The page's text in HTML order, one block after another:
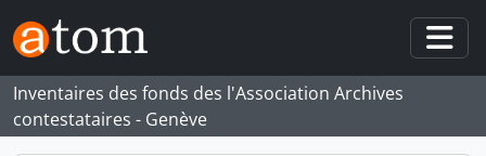
Skip to main content
Inventaires des fonds des l'Association Archives
contestataires - Genève